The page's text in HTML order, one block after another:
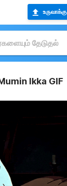
உருவாக்கு
Ikka GIF